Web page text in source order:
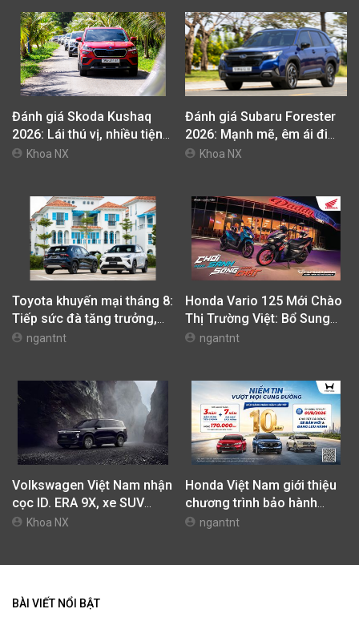
Đánh giá Skoda Kushaq
2026: Lái thú vị, nhiều tiện
nghi, giá cạnh tranh
Khoa NX
Đánh giá Subaru Forester
2026: Mạnh mẽ, êm ái đi
cùng hệ thống ADAS hoàn
Khoa NX
Toyota khuyến mại tháng 8:
Tiếp sức đà tăng trưởng,
tối ưu chi phí mua xe
ngantnt
Honda Vario 125 Mới Chào
Thị Trường Việt: Bổ Sung
Phiên Bản Street, Giá Từ
ngantnt
Volkswagen Việt Nam nhận
cọc ID. ERA 9X, xe SUV
EREV dự kiến giá dưới 3 tỷ
Khoa NX
Honda Việt Nam giới thiệu
chương trình bảo hành
chính hãng lên tới 10 năm
ngantnt
BÀI VIẾT NỔI BẬT